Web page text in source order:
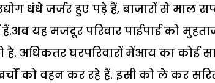
धंधे जर्जर हुए पड़े हैं, बाजारों से माल
हैं.अब यह मजदूर परिवार पाईपाई को
है. अधिकतर घरपरिवारों मेंआय का कोई
को वहन कर रहे हैं. इसी को ले कर